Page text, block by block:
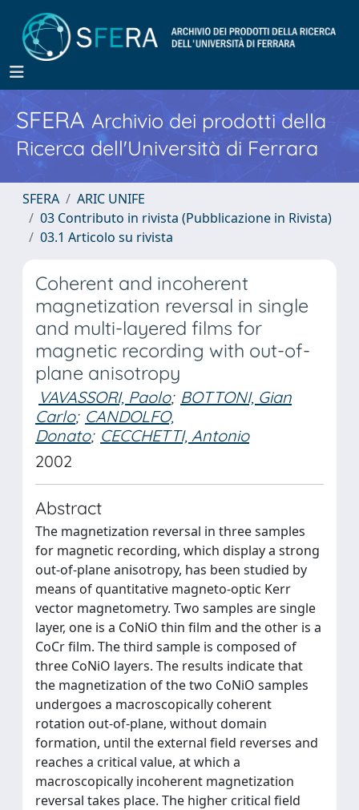
SFERA Archivio dei prodotti della
Ricerca dell'Università di Ferrara
SFERA
ARIC UNIFE
03 Contributo in rivista (Pubblicazione in Rivista)
03.1 Articolo su rivista
Coherent and incoherent
magnetization reversal in single
and multi-layered films for
magnetic recording with out-of-
plane anisotropy
VAVASSORI, Paolo; BOTTONI, Gian
Carlo; CANDOLFO,
Donato; CECCHETTI, Antonio
2002
Abstract
The magnetization reversal in three samples
for magnetic recording, which display a strong
out-of-plane anisotropy, has been studied by
means of quantitative magneto-optic Kerr
vector magnetometry. Two samples are single
layer, one is a CoNiO thin film and the other is a
CoCr film. The third sample is composed of
three CoNiO layers. The results indicate that
the magnetization of the two CoNiO samples
undergoes a macroscopically coherent
rotation out-of-plane, without domain
formation, until the external field reverses and
reaches a critical value, at which a
macroscopically incoherent magnetization
reversal takes place. The higher critical field